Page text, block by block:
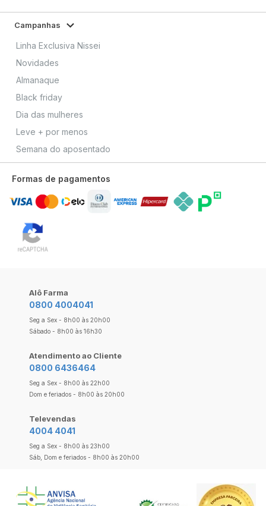
Campanhas
Linha Exclusiva Nissei
Novidades
Almanaque
Black friday
Dia das mulheres
Leve + por menos
Semana do aposentado
Formas de pagamentos
Alô Farma
0800 4004041
Seg a Sex - 8h00 às 20h00
Sábado - 8h00 às 16h30
Atendimento ao Cliente
0800 6436464
Seg a Sex - 8h00 às 22h00
Dom e feriados - 8h00 às 20h00
Televendas
4004 4041
Seg a Sex - 8h00 às 23h00
Sáb, Dom e feriados - 8h00 às 20h00